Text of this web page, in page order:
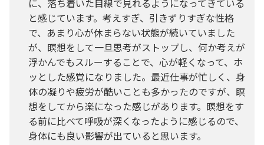
に、落ち着いた目線で見れるようになってきている
と感じています。考えすぎ、引きずりすぎな性格
で、あまり心が休まらない状態が続いていました
が、瞑想をして一旦思考がストップし、何か考えが
浮かんでもスルーすることで、心が軽くなって、ホ
ッとした感覚になりました。最近仕事が忙しく、身
体の凝りや疲労が酷いことも多かったのですが、瞑
想をしてから楽になった感じがあります。瞑想をす
る前に比べて呼吸が深くなったように感じるので、
身体にも良い影響が出ていると思います。